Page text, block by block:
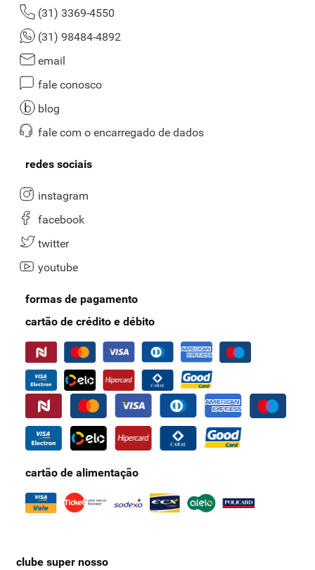
(31) 3369-4550
(31) 98484-4892
email
fale conosco
blog
fale com o encarregado de dados
redes sociais
instagram
facebook
twitter
youtube
formas de pagamento
cartão de crédito e débito
cartão de alimentação
clube super nosso